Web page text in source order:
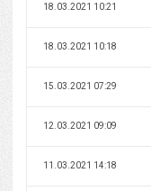
18.03.2021 10:21
18.03.2021 10:18
15.03.2021 07:29
12.03.2021 09:09
11.03.2021 14:18